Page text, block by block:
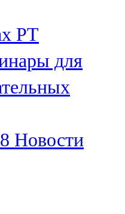
РТ
для
Новости